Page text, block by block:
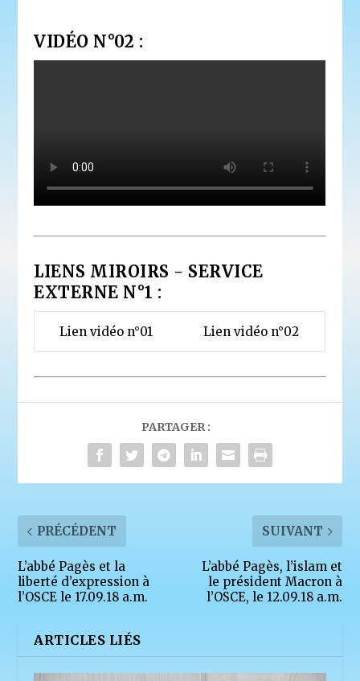
VIDÉO N°02 :
LIENS MIROIRS - SERVICE
EXTERNE N°1 :
Lien vidéo n°01 Lien vidéo n°02
PARTAGER :
PRÉCÉDENT
L’abbé Pagès et la
liberté d’expression à
l’OSCE le 17.09.18 a.m.
SUIVANT
L’abbé Pagès, l’islam et
le président Macron à
l’OSCE, le 12.09.18 a.m.
ARTICLES LIÉS